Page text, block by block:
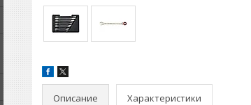
Описание Характеристики